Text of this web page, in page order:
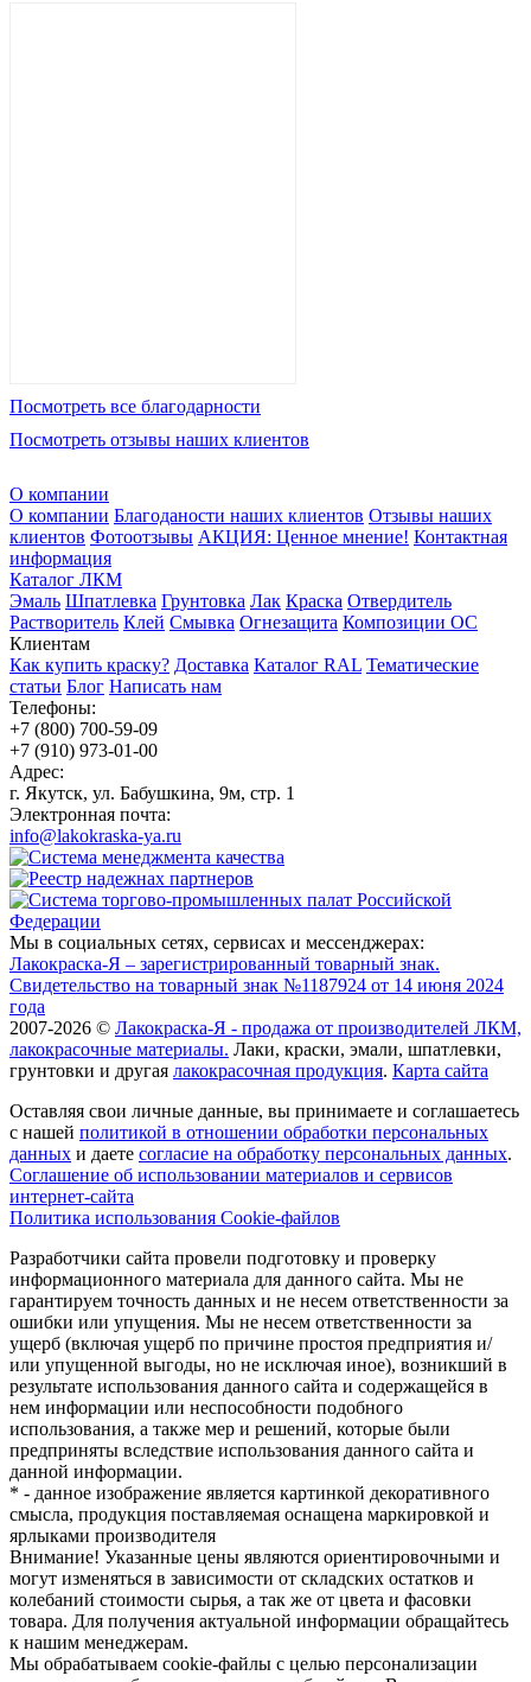
Посмотреть все благодарности
Посмотреть отзывы наших клиентов
О компании
О компании Благоданости наших клиентов Отзывы наших
клиентов Фотоотзывы АКЦИЯ: Ценное мнение! Контактная
информация
Каталог ЛКМ
Эмаль Шпатлевка Грунтовка Лак Краска Отвердитель
Растворитель Клей Смывка Огнезащита Композиции ОС
Клиентам
Как купить краску? Доставка Каталог RAL Тематические
статьи Блог Написать нам
Телефоны:
+7 (800) 700-59-09
+7 (910) 973-01-00
Адрес:
г. Якутск, ул. Бабушкина, 9м, стр. 1
Электронная почта:
info@lakokraska-ya.ru
Мы в социальных сетях, сервисах и мессенджерах:
Лакокраска-Я – зарегистрированный товарный знак.
Свидетельство на товарный знак №1187924 от 14 июня 2024
года
2007-2026 © Лакокраска-Я - продажа от производителей ЛКМ,
лакокрасочные материалы. Лаки, краски, эмали, шпатлевки,
грунтовки и другая лакокрасочная продукция. Карта сайта
Оставляя свои личные данные, вы принимаете и соглашаетесь
с нашей политикой в отношении обработки персональных
данных и даете cогласие на обработку персональных данных.
Соглашение об использовании материалов и сервисов
интернет-сайта
Политика использования Cookie-файлов
Разработчики сайта провели подготовку и проверку
информационного материала для данного сайта. Мы не
гарантируем точность данных и не несем ответственности за
ошибки или упущения. Мы не несем ответственности за
ущерб (включая ущерб по причине простоя предприятия и/
или упущенной выгоды, но не исключая иное), возникший в
результате использования данного сайта и содержащейся в
нем информации или неспособности подобного
использования, а также мер и решений, которые были
предприняты вследствие использования данного сайта и
данной информации.
* - данное изображение является картинкой декоративного
смысла, продукция поставляемая оснащена маркировкой и
ярлыками производителя
Внимание! Указанные цены являются ориентировочными и
могут изменяться в зависимости от складских остатков и
колебаний стоимости сырья, а так же от цвета и фасовки
товара. Для получения актуальной информации обращайтесь
к нашим менеджерам.
Мы обрабатываем cookie-файлы с целью персонализации